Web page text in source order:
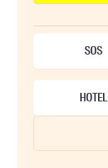
SOS
HOTEL